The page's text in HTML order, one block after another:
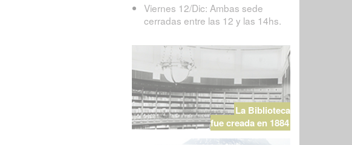
Viernes 12/Dic: Ambas sede
cerradas entre las 12 y las 14hs.
La Biblioteca
fue creada en 1884